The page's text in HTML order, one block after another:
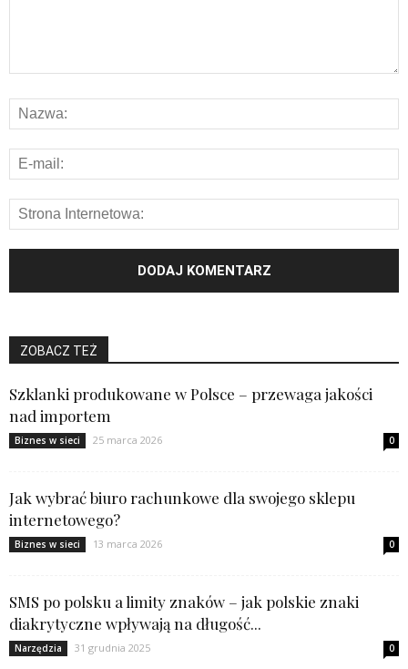
ZOBACZ TEŻ
Szklanki produkowane w Polsce – przewaga jakości
nad importem
Biznes w sieci 25 marca 2026 0
Jak wybrać biuro rachunkowe dla swojego sklepu
internetowego?
Biznes w sieci 13 marca 2026 0
SMS po polsku a limity znaków – jak polskie znaki
diakrytyczne wpływają na długość...
Narzędzia 31 grudnia 2025 0